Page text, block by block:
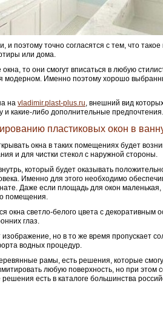
и поэтому точно согласятся с тем, что
или дома.
то они смогут вписаться в любую
модерном. Именно поэтому хорошо
на vladimir.plast-plus.ru, внешний вид
и какие-либо дополнительные предпочтения.
пластиковых окон в
окна в таких помещениях будет
и для чистки стекол с наружной стороны.
который будет оказывать
Именно для этого необходимо
Даже если площадь для окон маленькая,
помещения.
окна светло-белого цвета с декоративным
глаз.
но в то же время пропускает
водных процедур.
рамы, есть решения, которые
любую поверхность, но при этом
есть в каталоге большинства